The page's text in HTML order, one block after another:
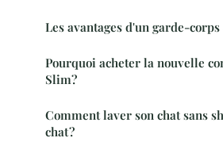
Les avantages d'un garde-
Pourquoi acheter la nouvelle
Slim?
Comment laver son chat sans
chat ?